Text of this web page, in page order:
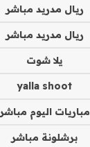
ريال مدريد مباشر
ريال مدريد مباشر
يلا شوت
yalla shoot
مباريات اليوم مباشر
برشلونة مباشر